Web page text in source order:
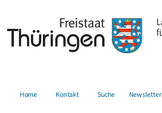
Home Kontakt Suche Newsletter